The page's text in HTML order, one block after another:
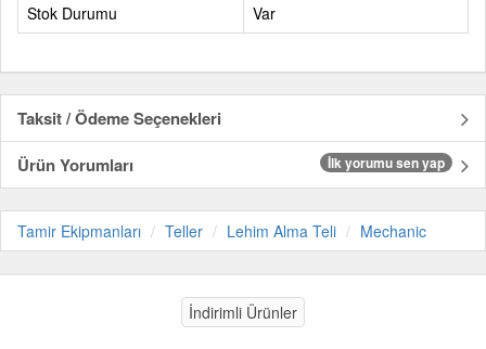
Stok Durumu
Var
Taksit / Ödeme Seçenekleri
Ürün Yorumları
İlk yorumu sen yap
Tamir Ekipmanları Teller Lehim Alma Teli Mechanic
İndirimli Ürünler